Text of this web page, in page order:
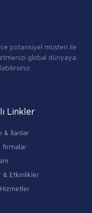
potansiyel müşteri ile
global dünyaya
Linkler
& İlanlar
firmalar
& Etkinlikler